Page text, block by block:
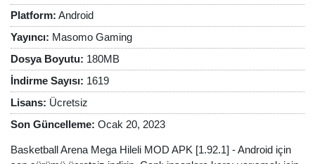
Platform: Android
Yayıncı: Masomo Gaming
Dosya Boyutu: 180MB
İndirme Sayısı: 1619
Lisans: Ücretsiz
Son Güncelleme: Ocak 20, 2023
Basketball Arena Mega Hileli MOD APK [1.92.1] - Android için